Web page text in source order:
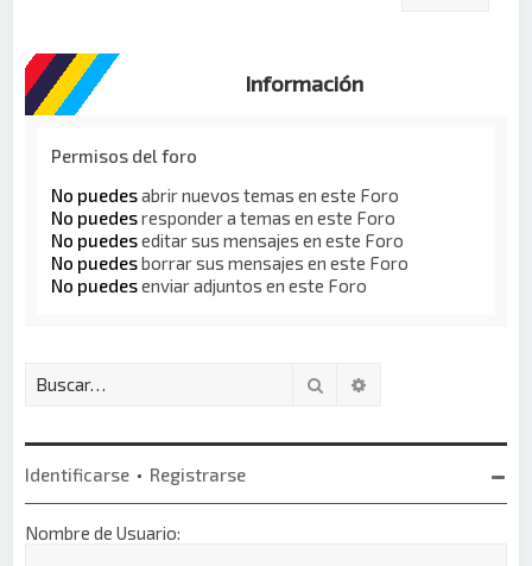
Información
Permisos del foro
No puedesabrir nuevos temas en este Foro
No puedesresponder a temas en este Foro
No puedeseditar sus mensajes en este Foro
No puedesborrar sus mensajes en este Foro
No puedesenviar adjuntos en este Foro
Buscar
Identificarse • Registrarse
Nombre de Usuario: